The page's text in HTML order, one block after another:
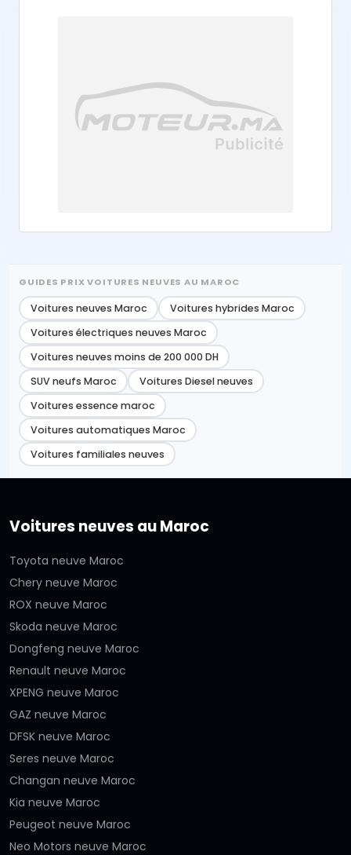
GUIDES PRIX VOITURES NEUVES AU MAROC
Voitures neuves Maroc
Voitures hybrides Maroc
Voitures électriques neuves Maroc
Voitures neuves moins de 200 000 DH
SUV neufs Maroc
Voitures Diesel neuves
Voitures essence maroc
Voitures automatiques Maroc
Voitures familiales neuves
Voitures neuves au Maroc
Toyota neuve Maroc
Chery neuve Maroc
ROX neuve Maroc
Skoda neuve Maroc
Dongfeng neuve Maroc
Renault neuve Maroc
XPENG neuve Maroc
GAZ neuve Maroc
DFSK neuve Maroc
Seres neuve Maroc
Changan neuve Maroc
Kia neuve Maroc
Peugeot neuve Maroc
Neo Motors neuve Maroc